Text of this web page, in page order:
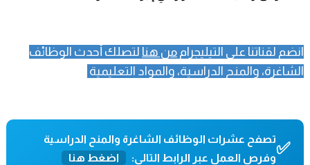
انضم لقناتنا على التيليجرام من هنا لتصلك أحدث الوظائف
الشاغرة، والمنح الدراسية، والمواد التعليمية
✅تصفح عشرات الوظائف الشاغرة والمنح الدراسية
وفرص العمل عبر الرابط التالي:
اضغط هنا